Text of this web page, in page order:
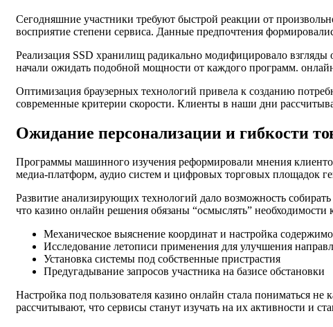
Сегодняшние участники требуют быстрой реакции от
восприятие степени сервиса. Данные предпочтения
Реализация SSD хранилищ радикально модифицировало
начали ожидать подобной мощности от каждого программ.
Оптимизация браузерных технологий привела к созданию
современные критерии скорости. Клиенты в наши дни
Ожидание персонализации и гибкости
Программы машинного изучения реформировали мнения
медиа-платформ, аудио систем и цифровых торговых площадок
Развитие анализирующих технологий дало возможность
что казино онлайн решения обязаны “осмыслять”
Механическое выяснение координат и настройка
Исследование летописи применения для улучшения
Установка системы под собственные пристрастия
Предугадывание запросов участника на базисе обстановки
Настройка под пользователя казино онлайн стала пониматься
рассчитывают, что сервисы станут изучать на их активности и